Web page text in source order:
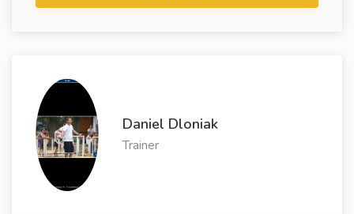
Daniel Dloniak
Trainer